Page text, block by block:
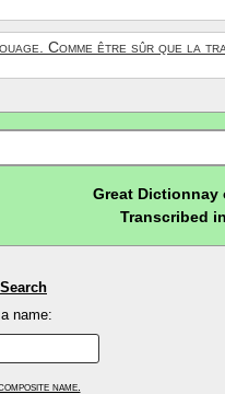
Comme être sûr que la
Great Dictionnay
Transcribed
name:
name.